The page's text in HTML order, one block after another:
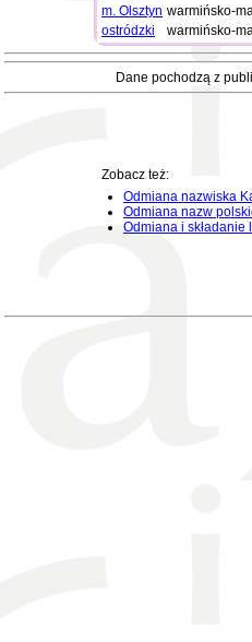
m. Olsztyn warmińsko-
ostródzki
warmińsko-
Dane pochodzą z
Zobacz też:
Odmiana nazwiska
Odmiana nazw
Odmiana i składanie